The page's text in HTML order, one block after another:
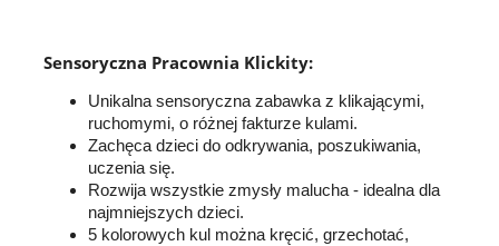
Sensoryczna Pracownia Klickity:
Unikalna sensoryczna zabawka z klikającymi,
ruchomymi, o różnej fakturze kulami.
Zachęca dzieci do odkrywania, poszukiwania,
uczenia się.
Rozwija wszystkie zmysły malucha - idealna dla
najmniejszych dzieci.
5 kolorowych kul można kręcić, grzechotać,